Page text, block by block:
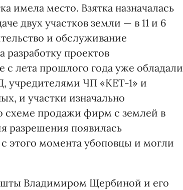
имела место. Взятка назначалась
двух участков земли — в 11 и 6
и обслуживание
проектов
с лета прошлого года уже обладали
учредителями ЧП «КЕТ-1» и
и участки изначально
схеме продажи фирм с землей в
разрешения появилась
этого момента убоповцы и могли
Владимиром Щербиной и его